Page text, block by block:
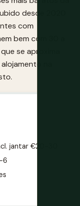
desde 2020
com
bem com 30 a
se aproxima
na
jantar €20-30
6